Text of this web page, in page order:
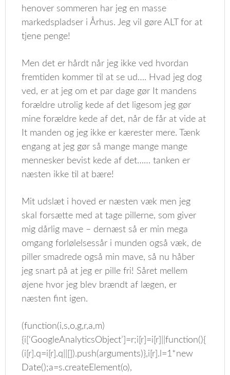
henover sommeren har jeg en masse
markedspladser i Århus. Jeg vil gøre ALT for at
tjene penge!
Men det er hårdt når jeg ikke ved hvordan
fremtiden kommer til at se ud…. Hvad jeg dog
ved, er at jeg om et par dage gør It mandens
forældre utrolig kede af det ligesom jeg gør
mine forældre kede af det, når de får at vide at
It manden og jeg ikke er kærester mere. Tænk
engang at jeg gør så mange mange mange
mennesker bevist kede af det…… tanken er
næsten ikke til at bære!
Mit udslæt i hoved er næsten væk men jeg
skal forsætte med at tage pillerne, som giver
mig dårlig mave – dernæst så er min mega
omgang forlølelsessår i munden også væk, de
piller smadrede også min mave, så nu håber
jeg snart på at jeg er pille fri! Såret mellem
øjene hvor jeg blev brændt af lægen, er
næsten fint igen.
(function(i,s,o,g,r,a,m)
{i[‘GoogleAnalyticsObject’]=r;i[r]=i[r]||function(){
(i[r].q=i[r].q||[]).push(arguments)},i[r].l=1*new
Date();a=s.createElement(o),